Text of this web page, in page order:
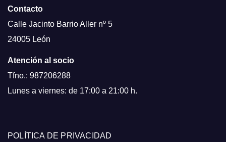
Contacto
Calle Jacinto Barrio Aller nº 5
24005 León
Atención al socio
Tfno.: 987206288
Lunes a viernes: de 17:00 a 21:00 h.
POLÍTICA DE PRIVACIDAD